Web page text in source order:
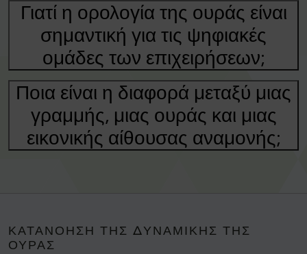
Γιατί η ορολογία της ουράς είναι
σημαντική για τις ψηφιακές
ομάδες των επιχειρήσεων;
Ποια είναι η διαφορά μεταξύ μιας
γραμμής, μιας ουράς και μιας
εικονικής αίθουσας αναμονής;
ΚΑΤΑΝΌΗΣΗ ΤΗΣ ΔΥΝΑΜΙΚΉΣ ΤΗΣ
ΟΥΡΆΣ